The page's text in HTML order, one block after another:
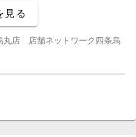
見る
丸店 店舗ネットワーク四条烏